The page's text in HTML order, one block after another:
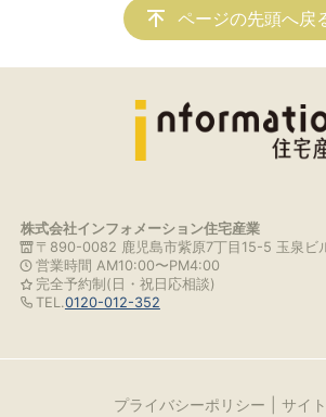
ページの先頭へ戻
株式会社インフォメーション住宅産業
〒890-0082 鹿児島市紫原7丁目15-5 玉泉ビ
営業時間 AM10:00〜PM4:00
完全予約制(日・祝日応相談)
TEL.0120-012-352
プライバシーポリシー サイ